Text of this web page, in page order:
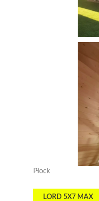
Płock
LORD 5X7 MAX